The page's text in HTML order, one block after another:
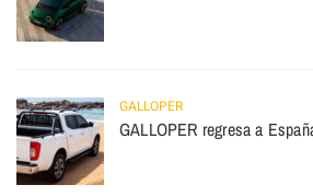
GALLOPER
GALLOPER regresa a